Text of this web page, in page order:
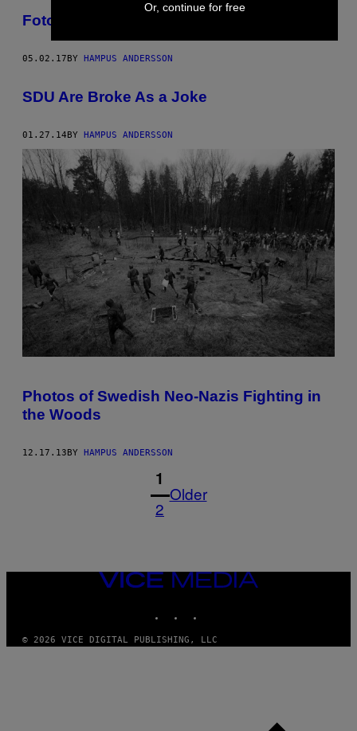
Foton från NMR:s första maj i Falun
05.02.17BY HAMPUS ANDERSSON
SDU Are Broke As a Joke
01.27.14BY HAMPUS ANDERSSON
Photos of Swedish Neo-Nazis Fighting in
the Woods
12.17.13 BY HAMPUS ANDERSSON
1
2
Older
VICE
© 2026 VICE DIGITAL PUBLISHING, LLC
Or, continue for free